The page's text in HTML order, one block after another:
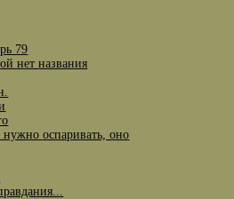
79
нет названия
оспаривать, оно